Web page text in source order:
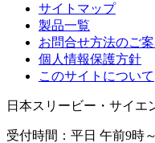
サイトマップ
製品一覧
お問合せ方法のご
個人情報保護方針
このサイトについて
日本スリービー・サイエ
受付時間：平日 午前9時